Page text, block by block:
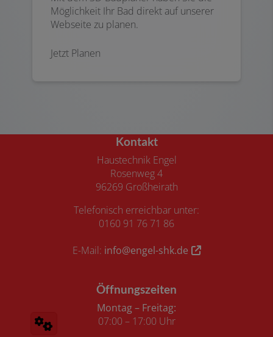
Möglichkeit Ihr Bad direkt auf unserer
Webseite zu planen.
Jetzt Planen
Kontakt
Haustechnik Engel
Rosenweg 4
96269 Großheirath
Telefonisch erreichbar unter:
0160 91 76 71 86
E-Mail: info@engel-shk.de
Öffnungszeiten
Montag – Freitag:
07:00 – 17:00 Uhr